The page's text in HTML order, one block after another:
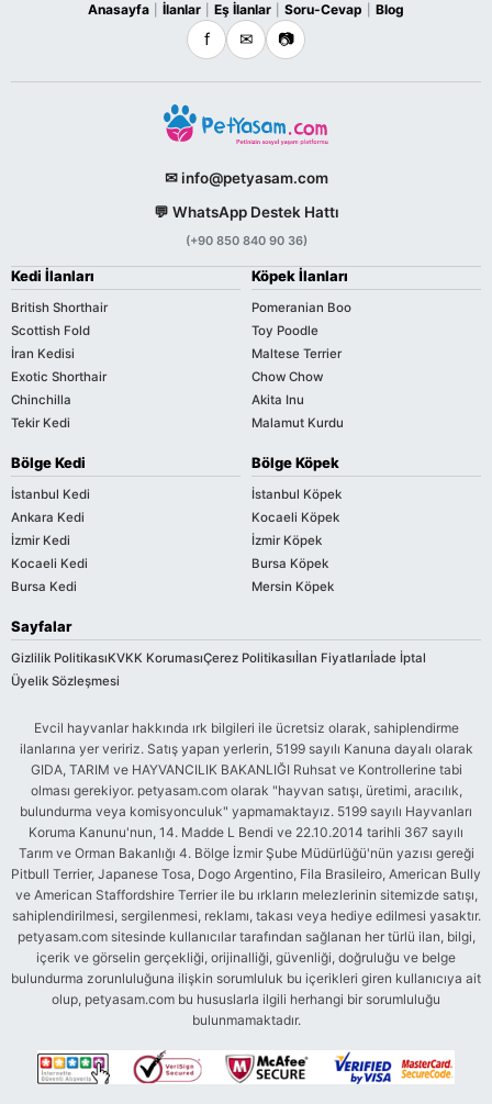
Anasayfa İlanlar Eş İlanlar Soru-Cevap Blog
f ✉ 📷
✉ info@petyasam.com
💬 WhatsApp Destek Hattı
(+90 850 840 90 36)
Kedi İlanları
British Shorthair
Scottish Fold
İran Kedisi
Exotic Shorthair
Chinchilla
Tekir Kedi
Köpek İlanları
Pomeranian Boo
Toy Poodle
Maltese Terrier
Chow Chow
Akita Inu
Malamut Kurdu
Bölge Kedi
İstanbul Kedi
Ankara Kedi
İzmir Kedi
Kocaeli Kedi
Bursa Kedi
Bölge Köpek
İstanbul Köpek
Kocaeli Köpek
İzmir Köpek
Bursa Köpek
Mersin Köpek
Sayfalar
Gizlilik PolitikasıKVKK KorumasıÇerez Politikasıİlan Fiyatlarıİade İptal
Üyelik Sözleşmesi
Evcil hayvanlar hakkında ırk bilgileri ile ücretsiz olarak, sahiplendirme
ilanlarına yer veririz. Satış yapan yerlerin, 5199 sayılı Kanuna dayalı olarak
GIDA, TARIM ve HAYVANCILIK BAKANLIĞI Ruhsat ve Kontrollerine tabi
olması gerekiyor. petyasam.com olarak "hayvan satışı, üretimi, aracılık,
bulundurma veya komisyonculuk" yapmamaktayız. 5199 sayılı Hayvanları
Koruma Kanunu'nun, 14. Madde L Bendi ve 22.10.2014 tarihli 367 sayılı
Tarım ve Orman Bakanlığı 4. Bölge İzmir Şube Müdürlüğü'nün yazısı gereği
Pitbull Terrier, Japanese Tosa, Dogo Argentino, Fila Brasileiro, American Bully
ve American Staffordshire Terrier ile bu ırkların melezlerinin sitemizde satışı,
sahiplendirilmesi, sergilenmesi, reklamı, takası veya hediye edilmesi yasaktır.
petyasam.com sitesinde kullanıcılar tarafından sağlanan her türlü ilan, bilgi,
içerik ve görselin gerçekliği, orijinalliği, güvenliği, doğruluğu ve belge
bulundurma zorunluluğuna ilişkin sorumluluk bu içerikleri giren kullanıcıya ait
olup, petyasam.com bu hususlarla ilgili herhangi bir sorumluluğu
bulunmamaktadır.